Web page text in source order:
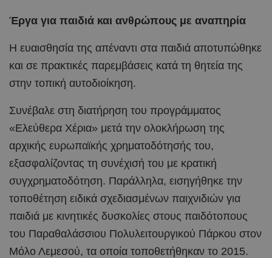
Έργα για παιδιά και ανθρώπους με αναπηρία
Η ευαισθησία της απέναντι στα παιδιά αποτυπώθηκε
και σε πρακτικές παρεμβάσεις κατά τη θητεία της
στην τοπική αυτοδιοίκηση.
Συνέβαλε στη διατήρηση του προγράμματος
«Ελεύθερα Χέρια» μετά την ολοκλήρωση της
αρχικής ευρωπαϊκής χρηματοδότησής του,
εξασφαλίζοντας τη συνέχισή του με κρατική
συγχρηματοδότηση. Παράλληλα, εισηγήθηκε την
τοποθέτηση ειδικά σχεδιασμένων παιχνιδιών για
παιδιά με κινητικές δυσκολίες στους παιδότοπους
του Παραθαλάσσιου Πολυλειτουργικού Πάρκου στον
Μόλο Λεμεσού, τα οποία τοποθετήθηκαν το 2015.